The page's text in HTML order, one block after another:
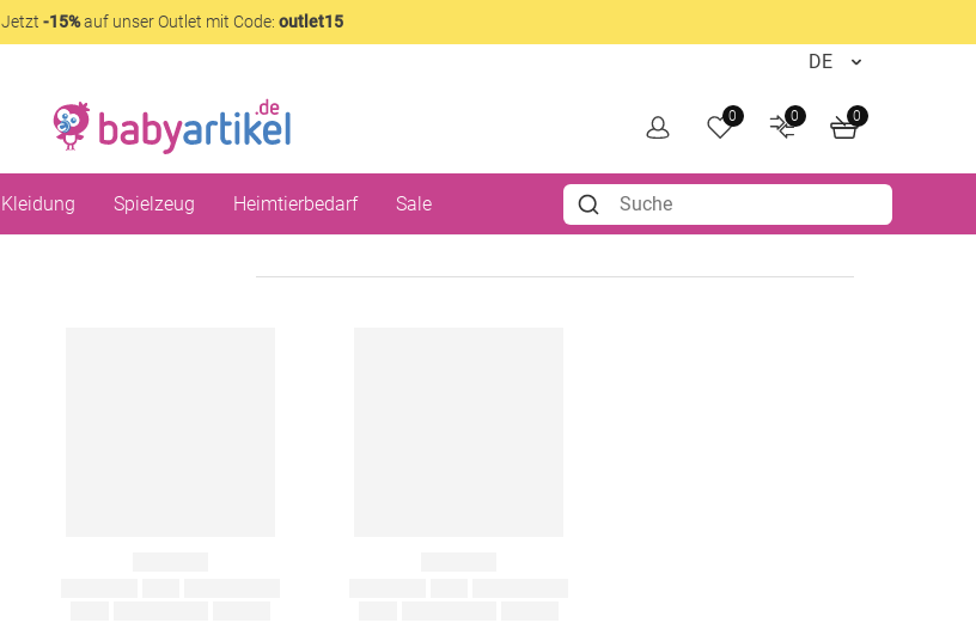
Jetzt -15%auf unser Outlet mit Code: outlet15
0 0 0
Kleidung Spielzeug Heimtierbedarf Sale